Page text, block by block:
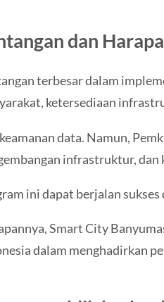
dan
terbesar dalam
ketersediaan
data. Namun,
infrastruktur, dan
ini dapat berjalan
Smart City
dalam menghadirkan